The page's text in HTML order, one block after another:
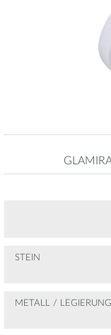
STEIN
METALL / LEGIERUNG